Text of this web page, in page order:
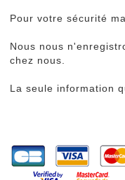
Pour votre sécurité
Nous nous
chez nous.
La seule information